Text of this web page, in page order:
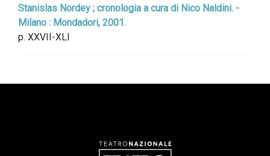
Stanislas Nordey ; cronologia a cura di Nico Naldini. -
Milano : Mondadori, 2001.
p. XXVII-XLI